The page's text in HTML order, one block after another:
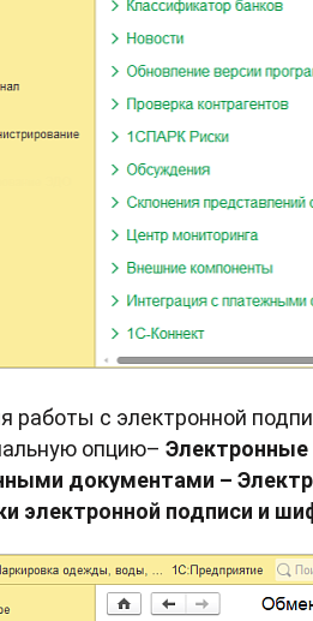
работы с электронной
опцию– Электронные
документами –
электронной подписи и